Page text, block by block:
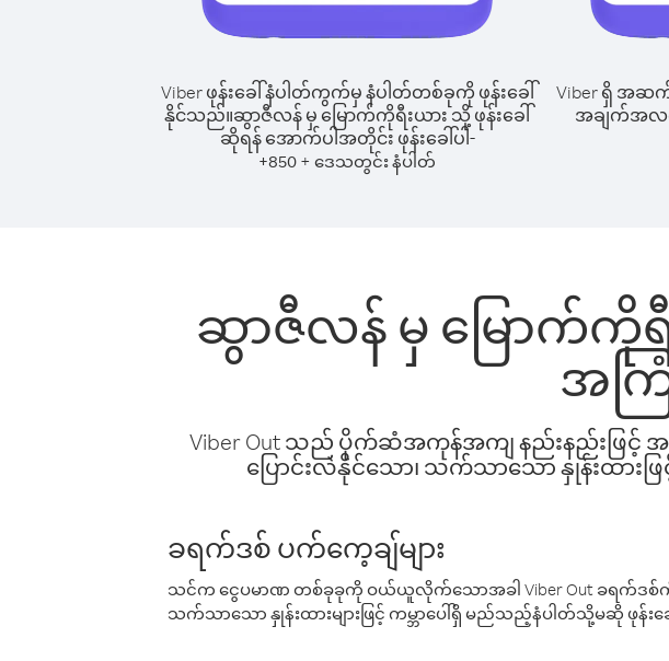
Viber ဖုန်းခေါ်နံပါတ်ကွက်မှ နံပါတ်တစ်ခုကို ဖုန်းခေါ်
နိုင်သည်။ဆွာဇီလန် မှ မြောက်ကိုရီးယား သို့ ဖုန်းခေါ်
ဆိုရန် အောက်ပါအတိုင်း ဖုန်းခေါ်ပါ-
+850 + ဒေသတွင်း နံပါတ်
Viber ရှိ အဆ
အချက်အလက်
ဆွာဇီလန် မှ မြောက်ကို
အကြံ
Viber Out သည် ပိုက်ဆံအကုန်အကျ နည်းနည်းဖြင့် အ
ပြောင်းလဲနိုင်သော၊ သက်သာသော နှုန်းထားဖ
ခရက်ဒစ် ပက်ကေ့ချ်များ
သင်က ငွေပမာဏ တစ်ခုခုကို ဝယ်ယူလိုက်သောအခါ Viber Out ခရက်
သက်သာသော နှုန်းထားများဖြင့် ကမ္ဘာပေါ်ရှိ မည်သည့်နံပါတ်သို့မဆို ဖုန်း